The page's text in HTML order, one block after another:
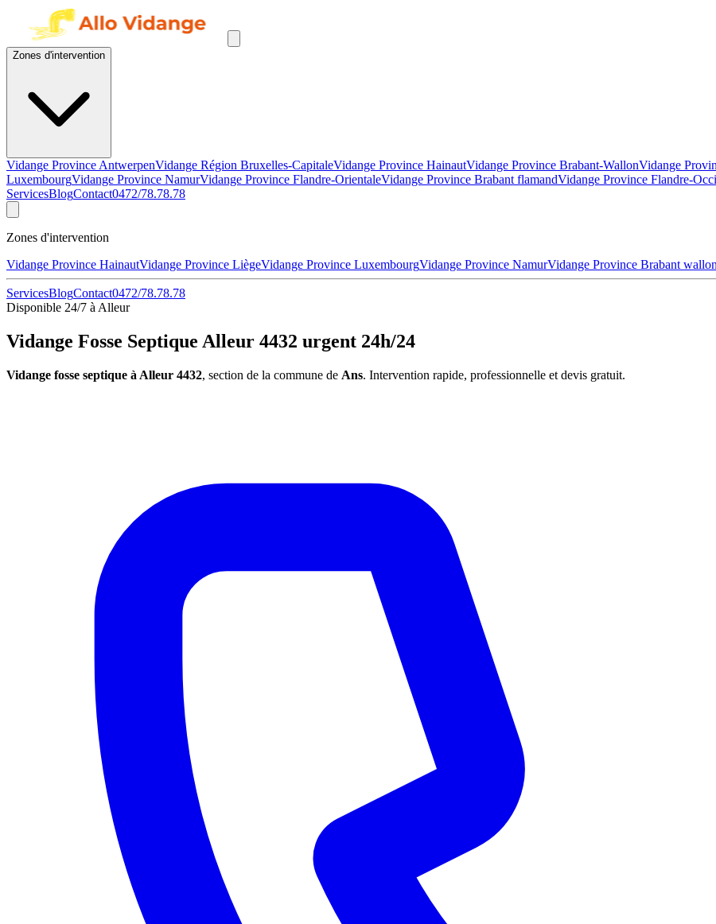
Zones d'intervention
Vidange Province AntwerpenVidange Région Bruxelles-CapitaleVidange Province HainautVidange Province Brabant-WallonVidange
LuxembourgVidange Province NamurVidange Province Flandre-OrientaleVidange Province Brabant flamandVidange Province Flandre-
ServicesBlogContact0472/78.78.78
Zones d'intervention
Vidange Province HainautVidange Province LiègeVidange Province LuxembourgVidange Province NamurVidange Province Brabant wallon
ServicesBlogContact0472/78.78.78
Disponible 24/7 à Alleur
Vidange Fosse Septique Alleur 4432 urgent 24h/24
Vidange fosse septique à Alleur 4432, section de la commune de Ans. Intervention rapide, professionnelle et devis gratuit.